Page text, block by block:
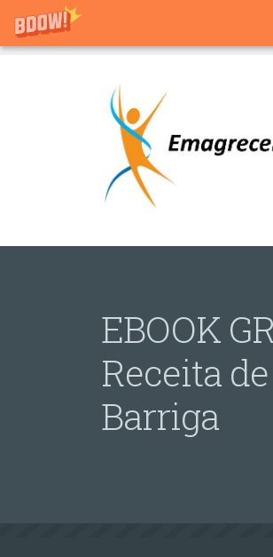
EBOOK
Receita
Barriga